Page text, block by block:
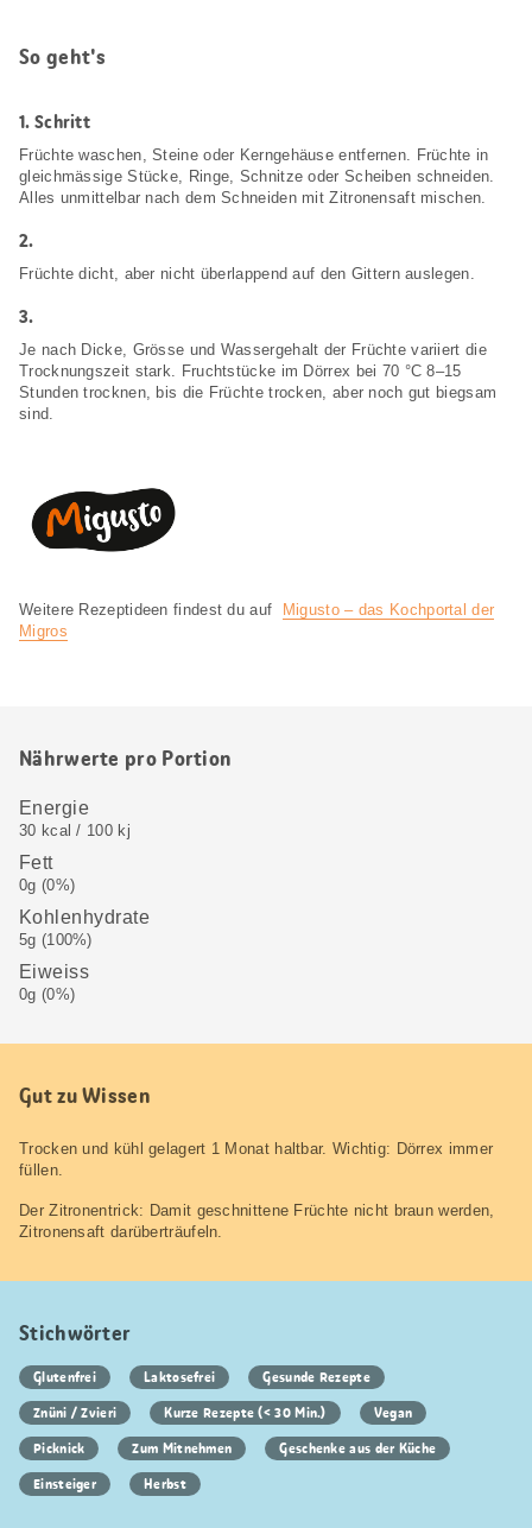
So geht's
1.Schritt
Früchte waschen, Steine oder Kerngehäuse entfernen. Früchte in
gleichmässige Stücke, Ringe, Schnitze oder Scheiben schneiden.
Alles unmittelbar nach dem Schneiden mit Zitronensaft mischen.
2.
Früchte dicht, aber nicht überlappend auf den Gittern auslegen.
3.
Je nach Dicke, Grösse und Wassergehalt der Früchte variiert die
Trocknungszeit stark. Fruchtstücke im Dörrex bei 70 °C 8–15
Stunden trocknen, bis die Früchte trocken, aber noch gut biegsam
sind.
Weitere Rezeptideen findest du auf
Migusto – das Kochportal der
Migros
Nährwerte pro Portion
Energie
30 kcal / 100 kj
Fett
0g (0%)
Kohlenhydrate
5g (100%)
Eiweiss
0g (0%)
Gut zu Wissen
Trocken und kühl gelagert 1 Monat haltbar. Wichtig: Dörrex immer
füllen.
Der Zitronentrick: Damit geschnittene Früchte nicht braun werden,
Zitronensaft darüberträufeln.
Stichwörter
Glutenfrei Laktosefrei
Gesunde Rezepte
Znüni / Zvieri
Kurze Rezepte (< 30 Min.)
Vegan
Picknick
Zum Mitnehmen
Geschenke aus der Küche
Einsteiger
Herbst